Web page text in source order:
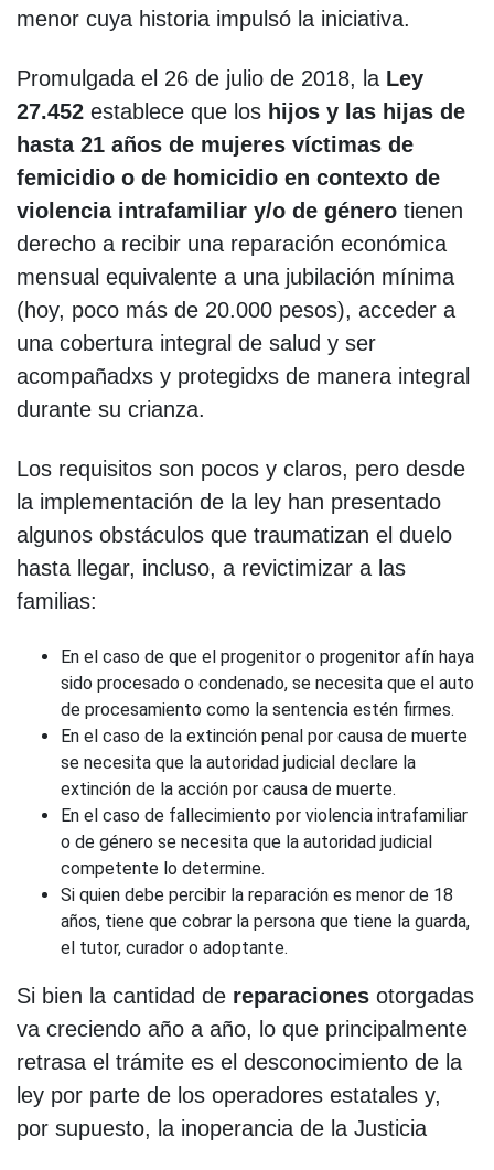
menor cuya historia impulsó la iniciativa.
Promulgada el 26 de julio de 2018, la Ley
27.452 establece que los hijos y las hijas de
hasta 21 años de mujeres víctimas de
femicidio o de homicidio en contexto de
violencia intrafamiliar y/o de género tienen
derecho a recibir una reparación económica
mensual equivalente a una jubilación mínima
(hoy, poco más de 20.000 pesos), acceder a
una cobertura integral de salud y ser
acompañadxs y protegidxs de manera integral
durante su crianza.
Los requisitos son pocos y claros, pero desde
la implementación de la ley han presentado
algunos obstáculos que traumatizan el duelo
hasta llegar, incluso, a revictimizar a las
familias:
En el caso de que el progenitor o progenitor afín haya
sido procesado o condenado, se necesita que el auto
de procesamiento como la sentencia estén firmes.
En el caso de la extinción penal por causa de muerte
se necesita que la autoridad judicial declare la
extinción de la acción por causa de muerte.
En el caso de fallecimiento por violencia intrafamiliar
o de género se necesita que la autoridad judicial
competente lo determine.
Si quien debe percibir la reparación es menor de 18
años, tiene que cobrar la persona que tiene la guarda,
el tutor, curador o adoptante.
Si bien la cantidad de reparaciones otorgadas
va creciendo año a año, lo que principalmente
retrasa el trámite es el desconocimiento de la
ley por parte de los operadores estatales y,
por supuesto, la inoperancia de la Justicia